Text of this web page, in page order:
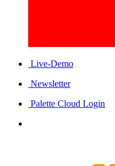
Live-Demo
Newsletter
Palette Cloud Login